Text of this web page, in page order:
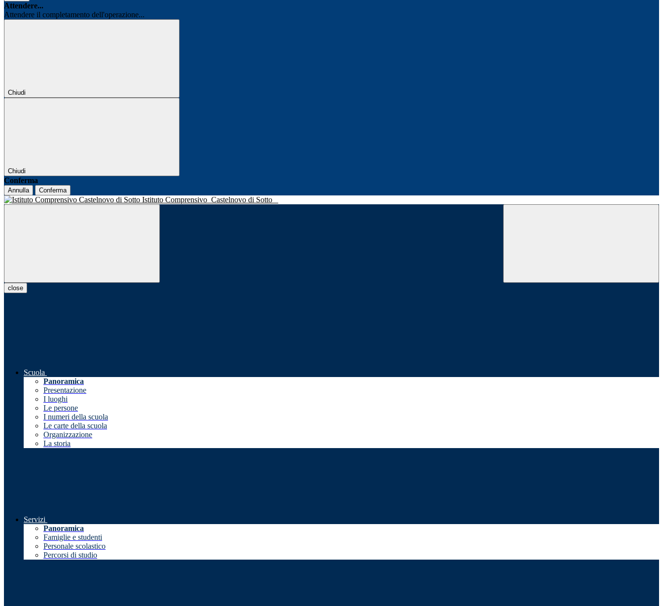
Attendere...
Attendere il completamento dell'operazione...
Chiudi
Chiudi
Conferma
Annulla Conferma
Istituto Comprensivo Castelnovo di Sotto
close
Scuola
Panoramica
Presentazione
I luoghi
Le persone
I numeri della scuola
Le carte della scuola
Organizzazione
La storia
Servizi
Panoramica
Famiglie e studenti
Personale scolastico
Percorsi di studio